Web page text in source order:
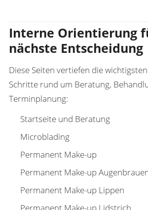
Interne Orientierung
nächste Entscheidung
Diese Seiten vertiefen die
Schritte rund um Beratung,
Terminplanung:
Startseite und Beratung
Microblading
Permanent Make-up
Permanent Make-up
Permanent Make-up Lippen
Permanent Make-up Lidstrich